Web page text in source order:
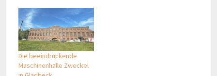
Die beeindruckende
Maschinenhalle Zweckel